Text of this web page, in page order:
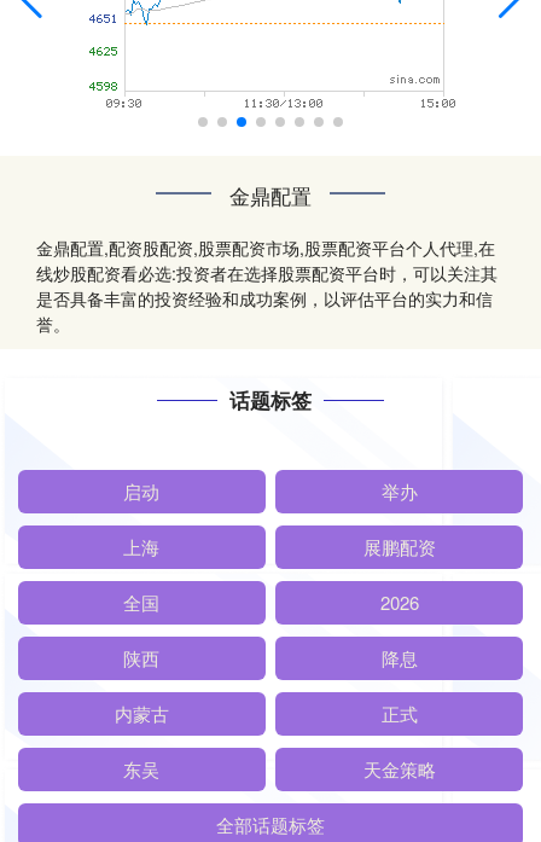
金鼎配置
金鼎配置,配资股配资,股票配资市场,股票配资平台个人代理,在
线炒股配资看必选:投资者在选择股票配资平台时，可以关注其
是否具备丰富的投资经验和成功案例，以评估平台的实力和信
誉。
话题标签
启动 举办
上海 展鹏配资
全国 2026
陕西 降息
内蒙古 正式
东吴 天金策略
全部话题标签